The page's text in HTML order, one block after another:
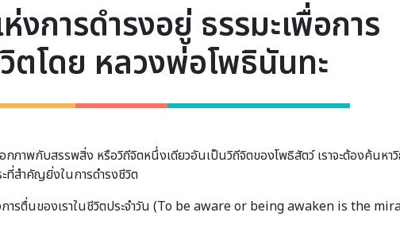
งการดำรงอยู่ ธรรมะเพื่อการ
ตโดย หลวงพ่อโพธินันทะ
าพกับสรรพสิ่ง หรือวิถีจิตหนึ่งเดียวอันเป็นวิถีจิตของโพธิสัตว์ เราจะต้องค้นหาวิ
ที่สำคัญยิ่งในการดำรงชีวิต
รตื่นของเราในชีวิตประจำวัน (To be aware or being awaken is the